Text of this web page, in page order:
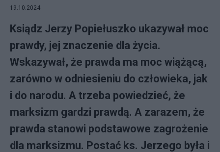
19.10.2024
Ksiądz Jerzy Popiełuszko ukazywał moc
prawdy, jej znaczenie dla życia.
Wskazywał, że prawda ma moc wiążącą,
zarówno w odniesieniu do człowieka, jak
i do narodu. A trzeba powiedzieć, że
marksizm gardzi prawdą. A zarazem, że
prawda stanowi podstawowe zagrożenie
dla marksizmu. Postać ks. Jerzego była i